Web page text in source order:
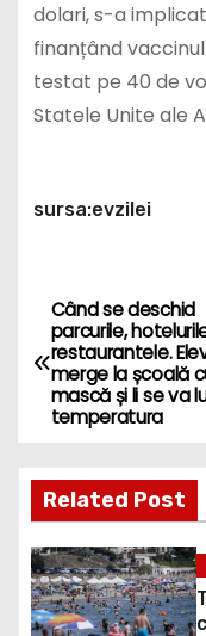
dolari, s-a
finanțând
testat pe 40 de
Statele Unite ale
sursa:evzilei
P
o
s
t
n
a
v
Când se deschid
parcurile,
restaurantele.
merge la școală
mască și li se va
temperatura
Related Post